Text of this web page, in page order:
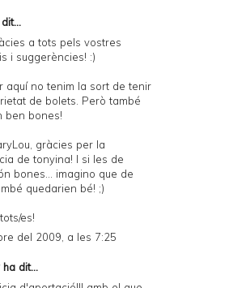
a tots pels vostres
i suggerències! :)
aquí no tenim la sort de tenir
de bolets. Però també
ben bones!
gràcies per la
de tonyina! I si les de
bones... imagino que de
quedarien bé! ;)
es!
del 2009, a les 7:25
ha dit...